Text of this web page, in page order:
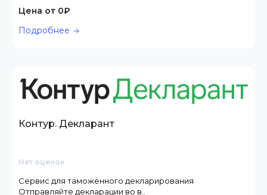
Цена от 0₽
Подробнее
Контур. Декларант
Нет оценок
Сервис для таможенного декларирования
Отправляйте декларации во в..